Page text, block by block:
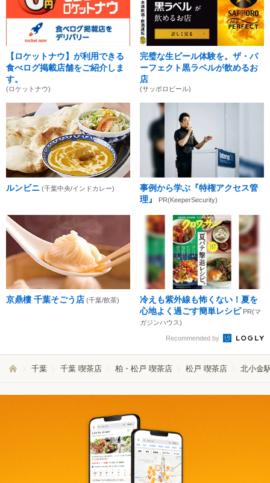
【ロケットナウ】が利用できる
食べログ掲載店舗をご紹介しま
す。
(ロケットナウ)
完璧な生ビール体験を。ザ・パ
ーフェクト黒ラベルが飲めるお
店
(サッポロビール)
ルンビニ (千葉中央/インドカレー)
事例から学ぶ『特権アクセス管
理』
PR(KeeperSecurity)
京鼎樓 千葉そごう店 (千葉/飲茶)
冷えも紫外線も怖くない！夏を
心地よく過ごす簡単レシピ PR(マ
ガジンハウス)
Recommended by
千葉 千葉 喫茶店 柏・松戸 喫茶店 松戸 喫茶店 北小金